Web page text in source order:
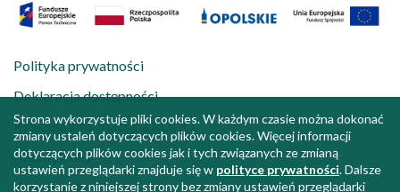
Polityka prywatności
Deklaracja dostępności
Klauzula informacyjna RODO
Mapa strony
Wykonanie:
Strona wykorzystuje pliki cookies. W każdym czasie można dokonać
zmiany ustaleń dotyczących plików cookies. Więcej informacji
dotyczących plików cookies jak i tych związanych ze zmianą
ustawień przeglądarki znajduje się w polityce prywatności. Dalsze
korzystanie z niniejszej strony bez zmiany ustawień przeglądarki